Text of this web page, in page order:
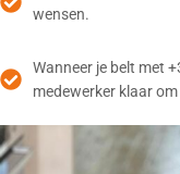
wensen.
Wanneer je belt met
medewerker klaar